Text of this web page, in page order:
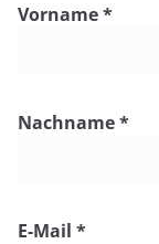
Vorname*
Nachname*
E-Mail *